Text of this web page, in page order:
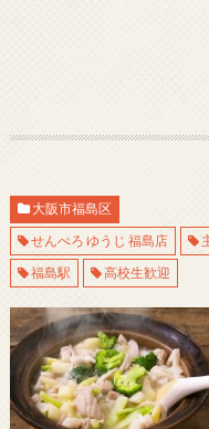
大阪市福島区
せんべろ ゆうじ 福島店
福島駅
高校生歓迎